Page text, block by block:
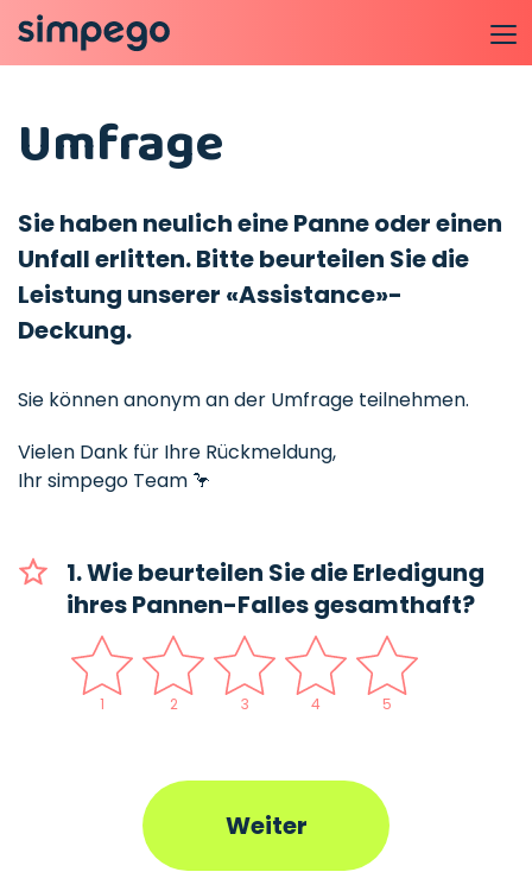
Umfrage
Sie haben neulich eine Panne oder einen
Unfall erlitten. Bitte beurteilen Sie die
Leistung unserer «Assistance»-
Deckung.
Sie können anonym an der Umfrage teilnehmen.
Vielen Dank für Ihre Rückmeldung,
Ihr simpego Team 🦩